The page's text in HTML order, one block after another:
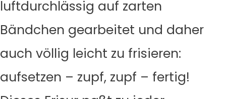
luftdurchlässig auf zarten
Bändchen gearbeitet und daher
auch völlig leicht zu frisieren:
aufsetzen – zupf, zupf – fertig!